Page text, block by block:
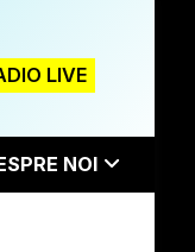
LIVE
NOI